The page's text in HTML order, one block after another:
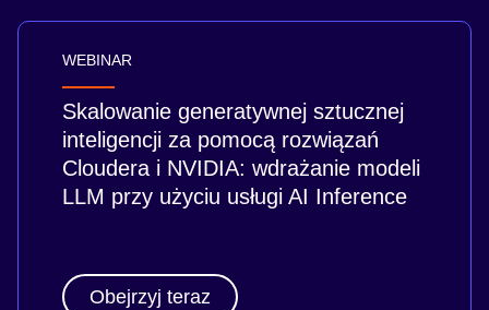
WEBINAR
Skalowanie generatywnej sztucznej
inteligencji za pomocą rozwiązań
Cloudera i NVIDIA: wdrażanie modeli
LLM przy użyciu usługi AI Inference
Obejrzyj teraz